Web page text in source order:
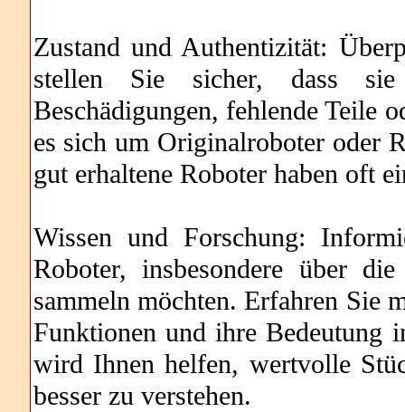
Zustand und Authentizität:
stellen Sie sicher, dass
Beschädigungen, fehlende Teile
es sich um Originalroboter oder
gut erhaltene Roboter haben oft
Wissen und Forschung:
Roboter, insbesondere über
sammeln möchten. Erfahren Sie
Funktionen und ihre Bedeutung
wird Ihnen helfen, wertvolle
besser zu verstehen.